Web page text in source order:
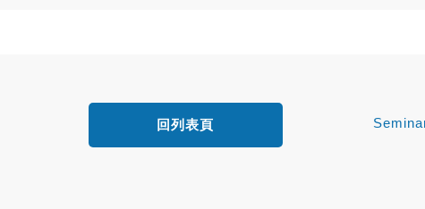
回列表頁